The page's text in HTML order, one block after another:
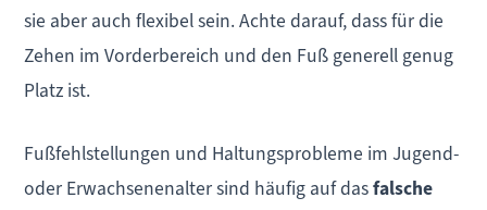
sie aber auch flexibel sein. Achte darauf, dass für die
Zehen im Vorderbereich und den Fuß generell genug
Platz ist.
Fußfehlstellungen und Haltungsprobleme im Jugend-
oder Erwachsenenalter sind häufig auf dasfalsche